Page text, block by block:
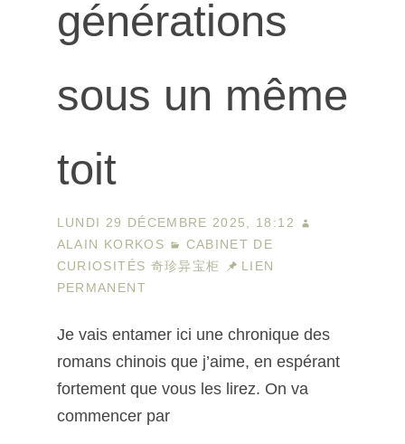
générations
sous un même
toit
LUNDI 29 DÉCEMBRE 2025, 18:12
ALAIN KORKOS
CABINET DE
CURIOSITÉS 奇珍异宝柜
LIEN
PERMANENT
Je vais entamer ici une chronique des
romans chinois que j’aime, en espérant
fortement que vous les lirez. On va
commencer par